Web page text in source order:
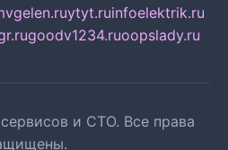
ytyt.ruinfoelektrik.ru
goodv1234.ruoopslady.ru
и СТО. Все права